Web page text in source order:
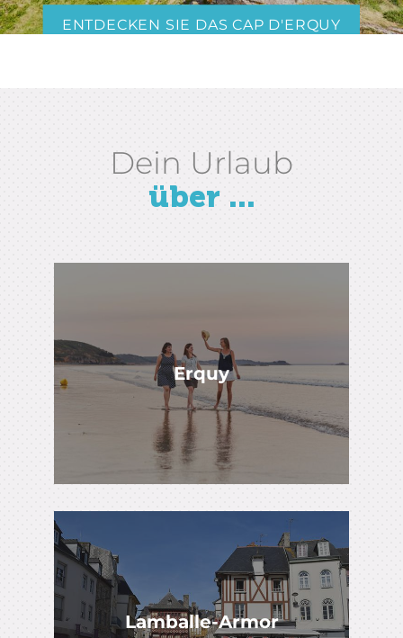
ENTDECKEN SIE DAS CAP D'ERQUY
Dein Urlaub
über ...
Erquy
Lamballe-Armor